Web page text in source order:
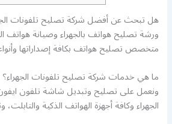
هل تبحث عن أفضل شركة تصليح تلفونات
ورشة تصليح هواتف بالجهراء وصيانة هواتف
متخصص تصليح هواتف بكافة إصداراتها
ما هي خدمات شركة تصليح تلفونات
ونعمل على تصليح وتبديل شاشة تلفون
الجهراء وكافة أجهزة الهواتف الذكية والتابلت،